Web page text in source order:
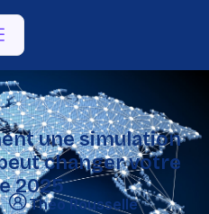
une simulation
changer votre
2025
Théo Rousselle